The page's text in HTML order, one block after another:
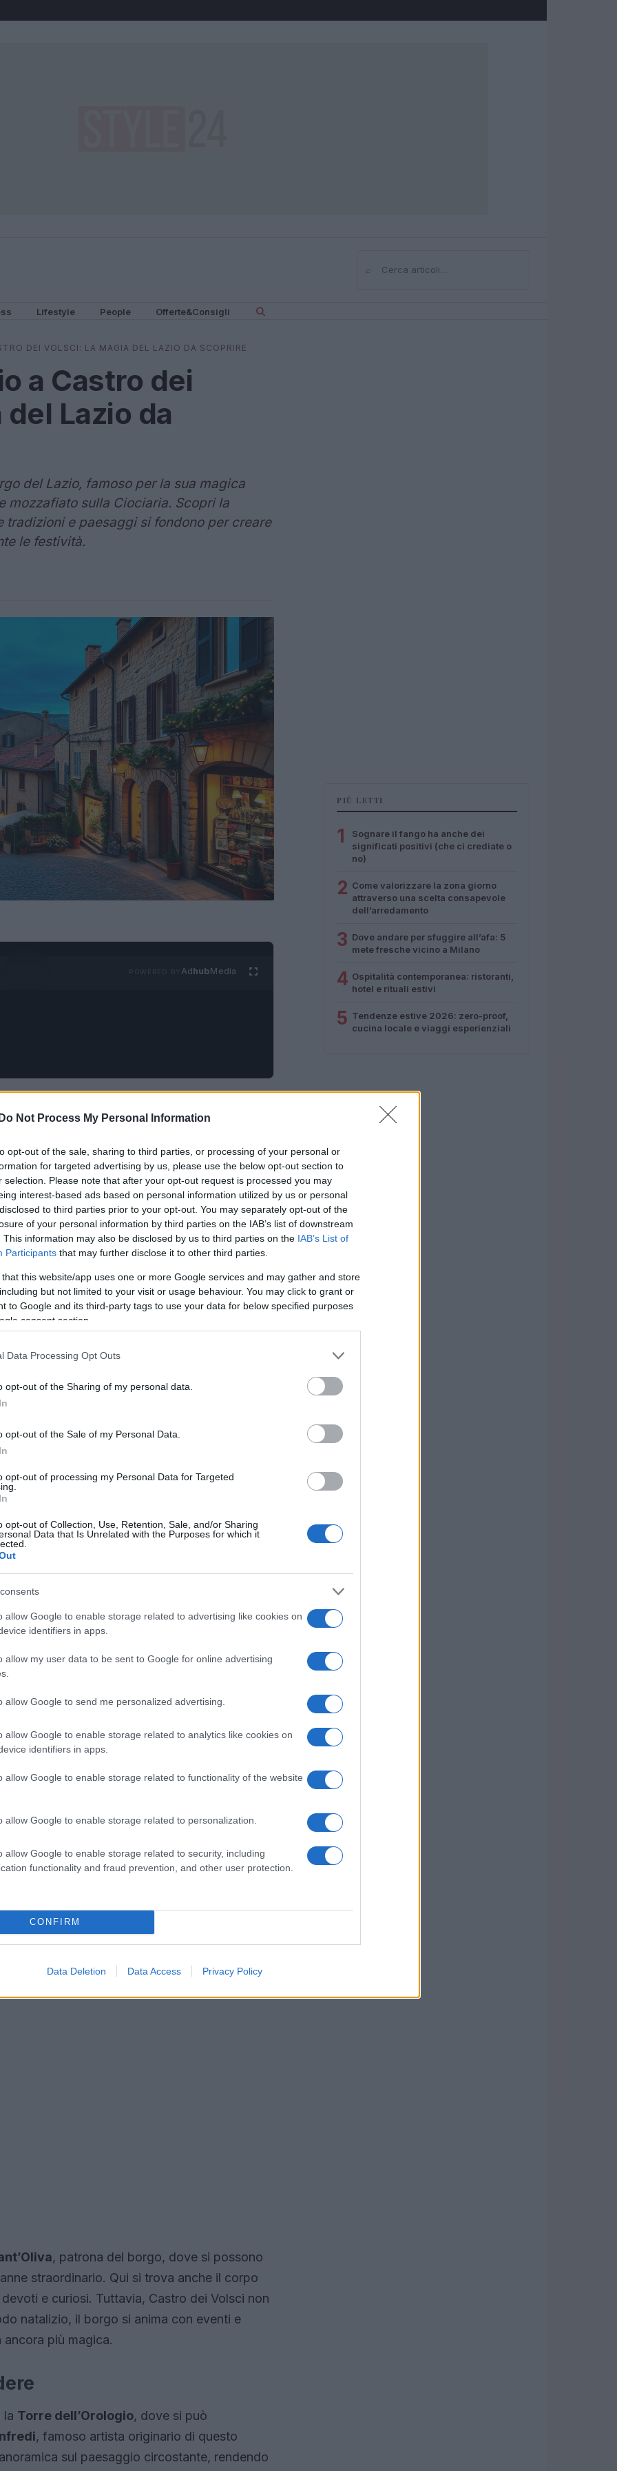
Do Not Process My Personal Information
opt-out of the sale, sharing to third parties, or processing of your personal or
for targeted advertising by us, please use the below opt-out section to
selection. Please note that after your opt-out request is processed you may
interest-based ads based on personal information utilized by us or personal
to third parties prior to your opt-out. You may separately opt-out of the
of your personal information by third parties on the IAB’s list of downstream
This information may also be disclosed by us to third parties on the IAB’s List of
Participants that may further disclose it to other third parties.
that this website/app uses one or more Google services and may gather and store
but not limited to your visit or usage behaviour. You may click to grant or
to Google and its third-party tags to use your data for below specified purposes
consent section.
Data Processing Opt Outs
opt-out of the Sharing of my personal data.
opt-out of the Sale of my Personal Data.
opt-out of processing my Personal Data for Targeted
opt-out of Collection, Use, Retention, Sale, and/or Sharing
Data that Is Unrelated with the Purposes for which it
allow Google to enable storage related to advertising like cookies on
identifiers in apps.
allow my user data to be sent to Google for online advertising
allow Google to send me personalized advertising.
allow Google to enable storage related to analytics like cookies on
identifiers in apps.
allow Google to enable storage related to functionality of the website
allow Google to enable storage related to personalization.
allow Google to enable storage related to security, including
functionality and fraud prevention, and other user protection.
CONFIRM
Data Deletion Data Access Privacy Policy
⌕Cerca
Lifestyle People Offerte&Consigli
DEI VOLSCI: LA MAGIA DEL LAZIO DA SCOPRIRE
a Castro dei
Lazio da
del Lazio, famoso per la sua magica
mozzafiato sulla Ciociaria. Scopri la
e paesaggi si fondono per creare
le festività.
AdhubMedia
acciottolate e le architetture storiche, si
durante il periodo natalizio, attirando
offre panorami spettacolari che gli
della Ciociaria.
visitare, ma un luogo dove si può respirare la
ed è avvolto da leggende che narrano di
nelle pietre. Venendo qui, i viaggiatori
esplorazione alla ricerca di questi segreti,
storie di un passato affascinante.
mix di bellezze architettoniche
e atmosfere
possibile ammirare le case in pietra, costruite
storie di tempi lontani. Non si può
, un meraviglioso ingresso che accoglie i
sentire immediatamente immersi in
si può non menzionare le sue
chiese
tra il 1156 e il 1160, è un esempio
interno, custodisce un altare maggiore,
dono dell’abate don Giacinto
, patrona del borgo, dove si possono
straordinario. Qui si trova anche il corpo
e curiosi. Tuttavia, Castro dei Volsci non
natalizio, il borgo si anima con eventi e
ancora più magica.
la Torre dell’Orologio, dove si può
, famoso artista originario di questo
sul paesaggio circostante, rendendo
PIÙ LETTI
1
Sognare il fango ha anche dei
significati positivi (che ci crediate o
no)
2 Come valorizzare la zona giorno
attraverso una scelta consapevole
dell’arredamento
3 Dove andare per sfuggire all’afa: 5
mete fresche vicino a Milano
4 Ospitalità contemporanea: ristoranti,
hotel e rituali estivi
5 Tendenze estive 2026: zero-proof,
cucina locale e viaggi esperienziali